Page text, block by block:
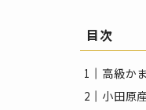
目次
高級か
小田原